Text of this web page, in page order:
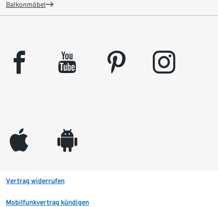
Balkonmöbel
facebook youtube pinterest instagram
appleinc android
Vertrag widerrufen
Mobilfunkvertrag kündigen